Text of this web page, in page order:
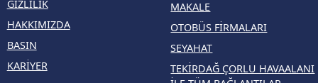
GIZLILIK
HAKKIMIZDA
BASIN
KARIYER
MAKALE
OTOBÜS FIRMALARI
SEYAHAT
TEKIRDAĞ ÇORLU HAVAALANI